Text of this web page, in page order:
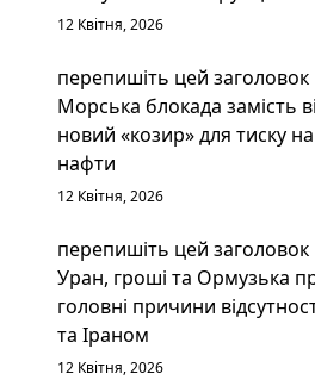
12 Квітня, 2026
перепишіть цей
Морська блокада замість
новий «козир» для тиску
нафти
12 Квітня, 2026
перепишіть цей
Уран, гроші та Ормузька
головні причини
та Іраном
12 Квітня, 2026